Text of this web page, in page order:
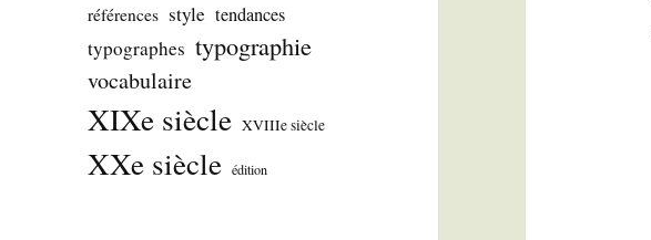
références style tendances
typographes typographie
vocabulaire
XIXe siècle XVIIIe siècle
XXe siècle édition